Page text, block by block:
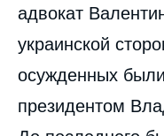
адвокат
украинской
осужденных
президентом